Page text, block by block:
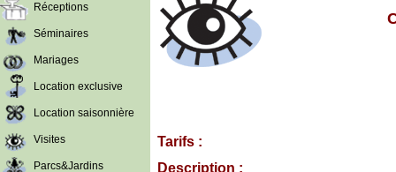
Réceptions
Séminaires
Mariages
Location exclusive
Location saisonnière
Visites
Parcs&Jardins
Tarifs :
Description :